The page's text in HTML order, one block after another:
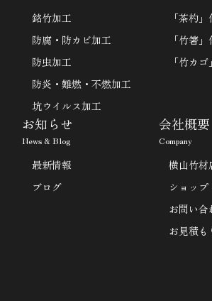
銘竹加工
防腐・防カビ加工
防虫加工
防炎・難燃・不燃加工
坑ウイルス加工
「茶杓」
「竹箸」
「竹カ
お知らせ
News & Blog
最新情報
ブログ
会社概要
Company
横山竹材
ショップ
お問い合
お見積も